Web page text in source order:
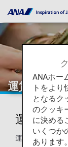
運賃計算ル
運賃計算
運賃計算ルール
ANAホー
トをよ
となるク
のクッキ
に決める
いくつか
あります